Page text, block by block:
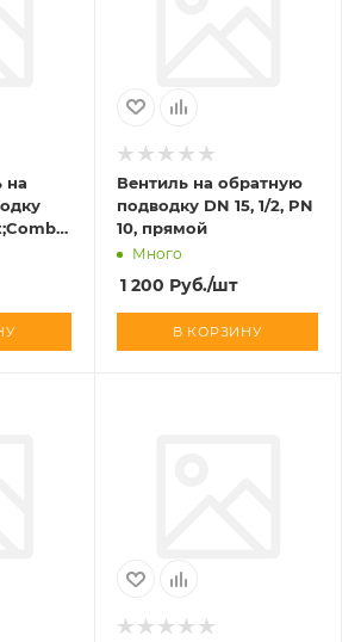
на
Вентиль на обратную
подводку DN 15, 1/2, PN
10, прямой
Много
1 200 Руб./шт
В КОРЗИНУ